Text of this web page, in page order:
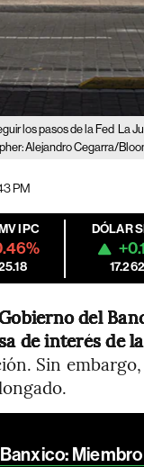
los pasos de la Fed La
Alejandro Cegarra/
PM
IPC DÓLAR
del
de interés de
Sin